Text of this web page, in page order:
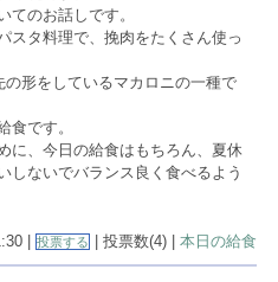
てのお話しです。
スタ料理で、挽肉をたくさん使っ
の形をしているマカロニの一種で
食です。
に、今日の給食はもちろん、夏休
しないでバランス良く食べるよう
| 投票する | 投票数(4) | 本日の給食